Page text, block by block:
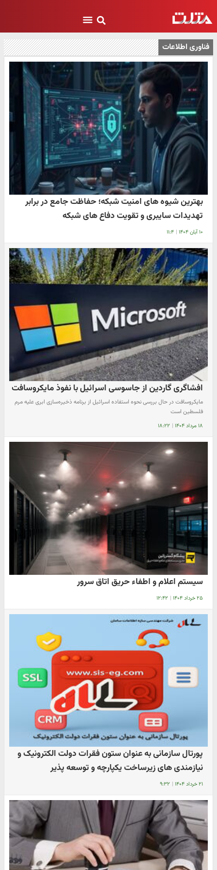
فناوری اطلاعات
بهترین شیوه های امنیت شبکه؛ حفاظت جامع در برابر
تهدیدات سایبری و تقویت دفاع های شبکه
۱۰ آبان ۱۴۰۴ | ۱۱:۴
افشاگری گاردین از جاسوسی اسرائیل با نفوذ مایکروسافت
مایکروسافت در حال بررسی نحوه استفاده اسرائیل از برنامه ذخیره‌سازی ابری علیه مرم
فلسطین است
۱۸ مرداد ۱۴۰۴ | ۱۸:۲۲
سیستم اعلام و اطفاء حریق اتاق سرور
۲۵ خرداد ۱۴۰۴ | ۱۲:۴۲
پورتال سازمانی به عنوان ستون فقرات دولت الکترونیک و
نیازمندی های زیرساخت یکپارچه و توسعه پذیر
۲۱ خرداد ۱۴۰۴ | ۹:۳۲